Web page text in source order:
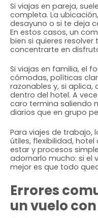
Si viajas en pareja,
completa. La
desayuno o si te deja
En estos casos, un
bien si quieres
concentrarte en
Si viajas en familia, el
cómodas, políticas
razonables y, si
dentro del hotel. A
caro termina saliendo
diarios que en grupo
Para viajes de trabajo,
útiles, flexibilidad,
estar y procesos
adornarlo mucho: si el
mejor es que todo
Errores
un vuelo